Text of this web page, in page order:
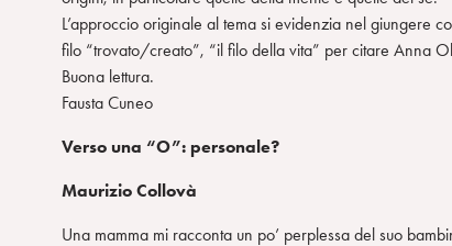
L’approccio originale al tema si evidenzia nel giungere
filo “trovato/creato”, “il filo della vita” per citare Anna
Buona lettura.
Fausta Cuneo
Verso una “O”: personale?
Maurizio Collovà
Una mamma mi racconta un po’ perplessa del suo